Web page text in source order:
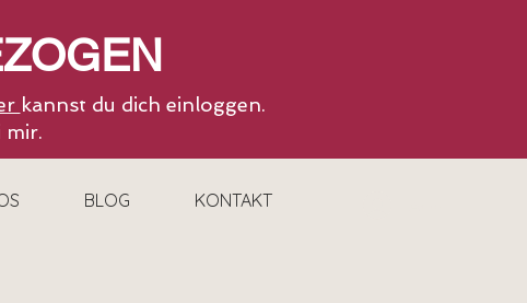
kannst du dich einloggen.
mir.
BLOG KONTAKT